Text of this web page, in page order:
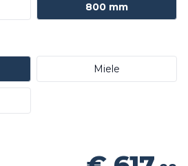
800 mm
Miele